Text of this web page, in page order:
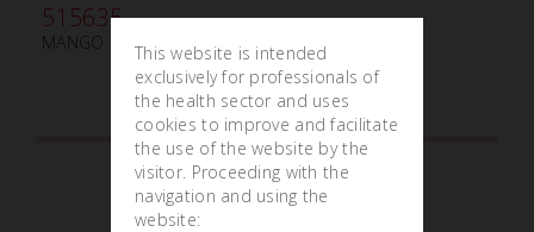
515635
MANGO PARA BISTURÍ AJUSTABLE CORTO
This website is intended
exclusively for professionals of
the health sector and uses
cookies to improve and facilitate
the use of the website by the
visitor. Proceeding with the
navigation and using the
website: